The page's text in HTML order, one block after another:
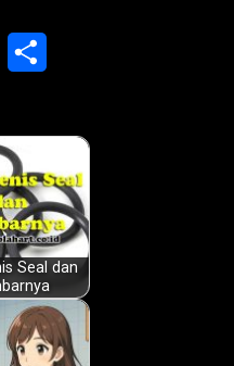
a
d
s
r
e
Seal dan